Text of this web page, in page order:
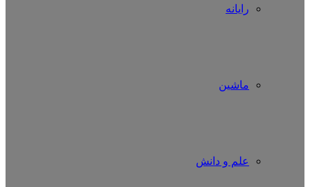
رایانه
ماشین
علم و دانش